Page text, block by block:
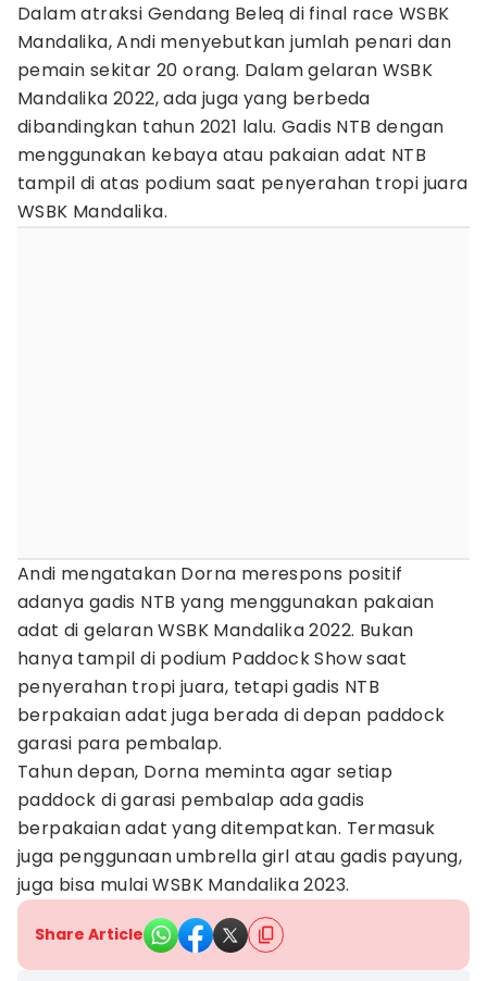
Dalam atraksi Gendang Beleq di final race WSBK
Mandalika, Andi menyebutkan jumlah penari dan
pemain sekitar 20 orang. Dalam gelaran WSBK
Mandalika 2022, ada juga yang berbeda
dibandingkan tahun 2021 lalu. Gadis NTB dengan
menggunakan kebaya atau pakaian adat NTB
tampil di atas podium saat penyerahan tropi juara
WSBK Mandalika.
Andi mengatakan Dorna merespons positif
adanya gadis NTB yang menggunakan pakaian
adat di gelaran WSBK Mandalika 2022. Bukan
hanya tampil di podium Paddock Show saat
penyerahan tropi juara, tetapi gadis NTB
berpakaian adat juga berada di depan paddock
garasi para pembalap.
Tahun depan, Dorna meminta agar setiap
paddock di garasi pembalap ada gadis
berpakaian adat yang ditempatkan. Termasuk
juga penggunaan umbrella girl atau gadis payung,
juga bisa mulai WSBK Mandalika 2023.
Share Article